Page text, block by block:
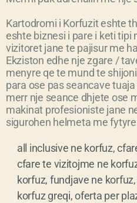
Kartodromi i Korfuzit eshte
eshte biznesi i pare i keti tipi
vizitoret jane te pajisur me
Ekziston edhe nje zgare /
menyre qe te mund te
para ose pas seancave
merr nje seance dhjete ose
makinat profesioniste jane
sigurohen helmeta me
all inclusive ne korfuz,
cfare te vizitojme ne
korfuz, fundjave ne korfuz,
korfuz greqi,oferta per